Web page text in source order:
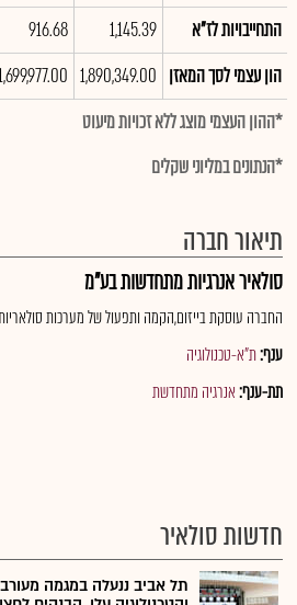
התחייבויות לז"א
1,145.39
916.68
הון עצמי לסך המאזן 1,890,349.00
*ההון העצמי מוצג ללא זכויות מיעוט
*הנתונים במליוני שקלים
תיאור חברה
סולאיר אנרגיות מתחדשות בע"מ
החברה עוסקת בייזום,הקמה ותפעול של מערכות
ענף:ת"א-טכנולוגיה
תת-ענף:אנרגיה מתחדשת
חדשות סולאיר
תל אביב ננעלה במגמה